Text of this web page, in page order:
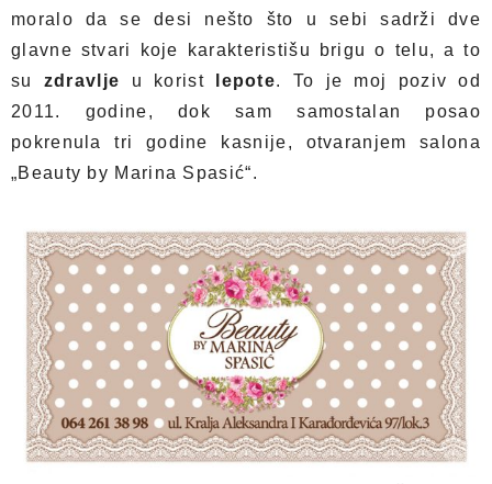
moralo da se desi nešto što u sebi sadrži dve
glavne stvari koje karakteristišu brigu o telu, a to
su zdravlje u korist lepote. To je moj poziv od
2011. godine, dok sam samostalan posao
pokrenula tri godine kasnije, otvaranjem salona
„Beauty by Marina Spasić“.